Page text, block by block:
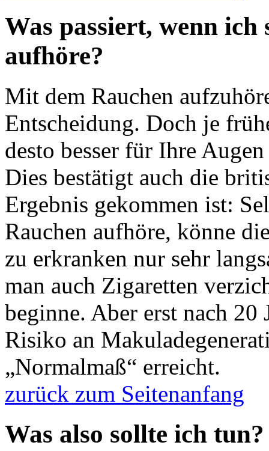
Was passiert, wenn
aufhöre?
Mit dem Rauchen
Entscheidung. Doch je
desto besser für Ihre
Dies bestätigt auch die
Ergebnis gekommen ist:
Rauchen aufhöre, könne
zu erkranken nur sehr
man auch Zigaretten
beginne. Aber erst nach 20
Risiko an
„Normalmaß“ erreicht.
zurück zum Seitenanfang
Was also sollte ich tun?